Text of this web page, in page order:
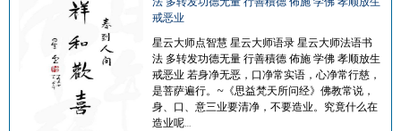
戒恶业
星云大师点智慧 星云大师语录 星云大师法语书
法 多转发功德无量 行善積德 佈施 学佛 孝顺放生
戒恶业 若身净无恶，口净常实语，心净常行慈，
是菩萨遍行。~《思益梵天所问经》佛教常说，
身、口、意三业要清净，不要造业。究竟什么在
造业呢…